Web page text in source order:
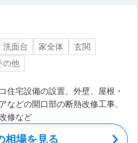
洗面台 家全体
玄関
の他
住宅設備の設置、外壁、屋根・
などの開口部の断熱改修工事、
修など
相場を見る